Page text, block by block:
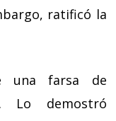
ratificó la
una farsa de
Lo demostró